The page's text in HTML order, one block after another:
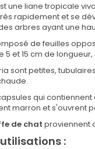
une liane tropicale
rapidement et se
arbres ayant une
de feuilles
5 et 15 cm de
sont petites,
qui
marron et s'ouvrent
de chat proviennent
: